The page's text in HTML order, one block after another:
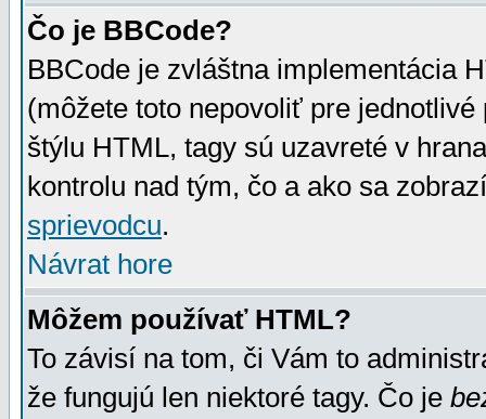
Čo je BBCode?
BBCode je zvláštna implementácia
(môžete toto nepovoliť pre
štýlu HTML, tagy sú uzavreté v
kontrolu nad tým, čo a ako sa
sprievodcu.
Návrat hore
Môžem používať HTML?
To závisí na tom, či Vám to
že fungujú len niektoré tagy. Čo je